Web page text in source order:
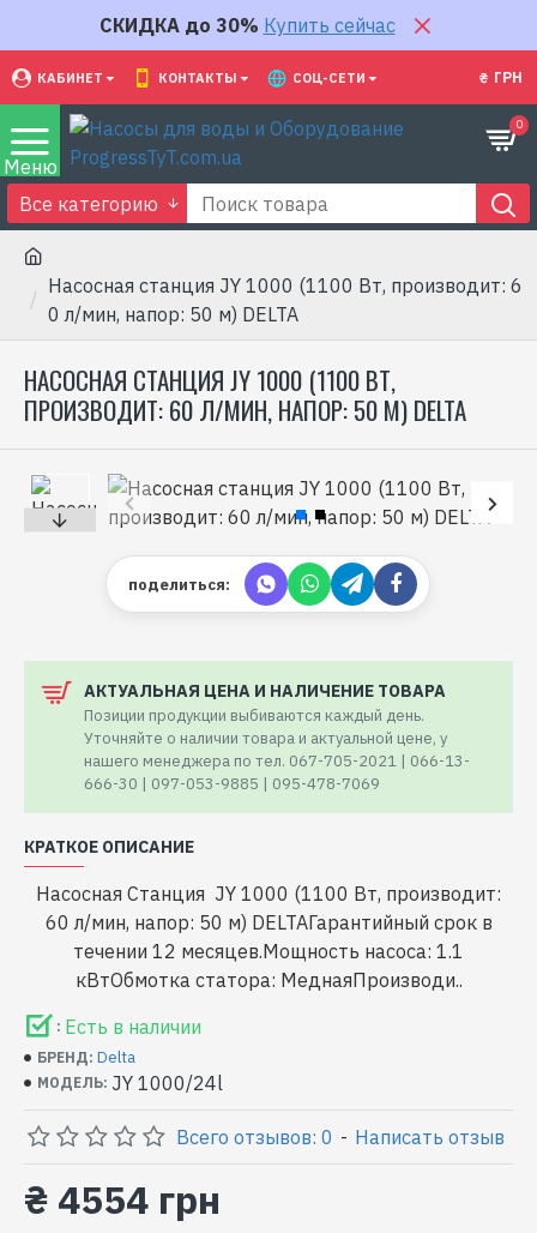
СКИДКА до 30% Купить сейчас
КАБИНЕТ КОНТАКТЫ СОЦ-СЕТИ ₴ ГРН
0
Все категорию
Насосная станция JY 1000 (1100 Вт, производит: 6
0 л/мин, напор: 50 м) DELTA
НАСОСНАЯ СТАНЦИЯ JY 1000 (1100 ВТ,
ПРОИЗВОДИТ: 60 Л/МИН, НАПОР: 50 М) DELTA
поделиться:
АКТУАЛЬНАЯ ЦЕНА И НАЛИЧЕНИЕ ТОВАРА
Позиции продукции выбиваются каждый день.
Уточняйте о наличии товара и актуальной цене, у
нашего менеджера по тел. 067-705-2021 | 066-13-
666-30 | 097-053-9885 | 095-478-7069
КРАТКОЕ ОПИСАНИЕ
Насосная Станция JY 1000 (1100 Вт, производит:
60 л/мин, напор: 50 м) DELTAГарантийный срок в
течении 12 месяцев.Мощность насоса: 1.1
кВтОбмотка статора: МеднаяПроизводи..
: Есть в наличии
БРЕНД: Delta
МОДЕЛЬ: JY 1000/24l
Всего отзывов: 0 - Написать отзыв
₴ 4554 грн